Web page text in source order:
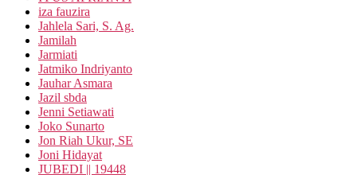
iza fauzira
Jahlela Sari, S. Ag.
Jamilah
Jarmiati
Jatmiko Indriyanto
Jauhar Asmara
Jazil sbda
Jenni Setiawati
Joko Sunarto
Jon Riah Ukur, SE
Joni Hidayat
JUBEDI || 19448